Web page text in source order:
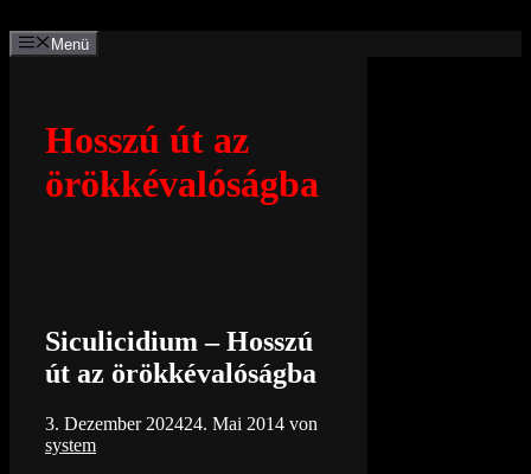
Inhalt
springen
Menü
Hosszú út az
örökkévalóságba
Siculicidium – Hosszú
út az örökkévalóságba
3. Dezember 202424. Mai 2014 von
system